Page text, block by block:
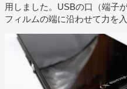
用しました。USBの口（端子
フィルムの端に沿わせて力を